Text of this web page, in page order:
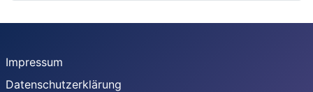
Impressum
Datenschutzerklärung